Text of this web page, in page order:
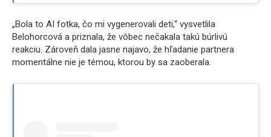
„Bola to AI fotka, čo mi vygenerovali deti,“ vysvetlila
Belohorcová a priznala, že vôbec nečakala takú búrlivú
reakciu. Zároveň dala jasne najavo, že hľadanie partnera
momentálne nie je témou, ktorou by sa zaoberala.